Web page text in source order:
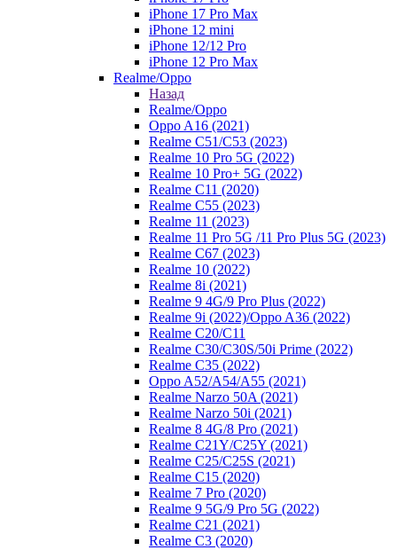
iPhone 17 Pro Max
iPhone 12 mini
iPhone 12/12 Pro
iPhone 12 Pro Max
Realme/Oppo
Назад
Realme/Oppo
Oppo A16 (2021)
Realme C51/C53 (2023)
Realme 10 Pro 5G (2022)
Realme 10 Pro+ 5G (2022)
Realme C11 (2020)
Realme C55 (2023)
Realme 11 (2023)
Realme 11 Pro 5G /11 Pro Plus 5G (2023)
Realme C67 (2023)
Realme 10 (2022)
Realme 8i (2021)
Realme 9 4G/9 Pro Plus (2022)
Realme 9i (2022)/Oppo A36 (2022)
Realme C20/C11
Realme C30/C30S/50i Prime (2022)
Realme C35 (2022)
Oppo A52/A54/A55 (2021)
Realme Narzo 50A (2021)
Realme Narzo 50i (2021)
Realme 8 4G/8 Pro (2021)
Realme C21Y/C25Y (2021)
Realme C25/C25S (2021)
Realme C15 (2020)
Realme 7 Pro (2020)
Realme 9 5G/9 Pro 5G (2022)
Realme C21 (2021)
Realme C3 (2020)